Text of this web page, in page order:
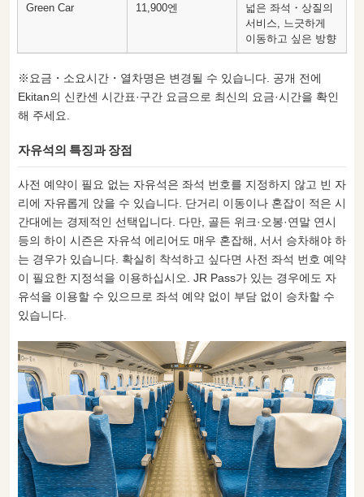
Green Car 11,900엔
넓은 좌석・상질의
서비스, 느긋하게
이동하고 싶은 방향
※요금・소요시간・열차명은 변경될 수 있습니다. 공개 전에
Ekitan의 신칸센 시간표·구간 요금으로 최신의 요금·시간을 확인
해 주세요.
자유석의 특징과 장점
사전 예약이 필요 없는 자유석은 좌석 번호를 지정하지 않고 빈 자
리에 자유롭게 앉을 수 있습니다. 단거리 이동이나 혼잡이 적은 시
간대에는 경제적인 선택입니다. 다만, 골든 위크·오봉·연말 연시
등의 하이 시즌은 자유석 에리어도 매우 혼잡해, 서서 승차해야 하
는 경우가 있습니다. 확실히 착석하고 싶다면 사전 좌석 번호 예약
이 필요한 지정석을 이용하십시오. JR Pass가 있는 경우에도 자
유석을 이용할 수 있으므로 좌석 예약 없이 부담 없이 승차할 수
있습니다.